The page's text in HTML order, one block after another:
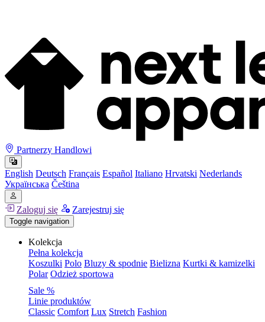
Partnerzy Handlowi
English Deutsch Français Español Italiano Hrvatski Nederlands
Українська Čeština
Zaloguj się Zarejestruj się
Toggle navigation
Kolekcja
Pełna kolekcja
Koszulki Polo Bluzy & spodnie Bielizna Kurtki & kamizelki
Polar Odzież sportowa
Sale %
Linie produktów
Classic Comfort Lux Stretch Fashion